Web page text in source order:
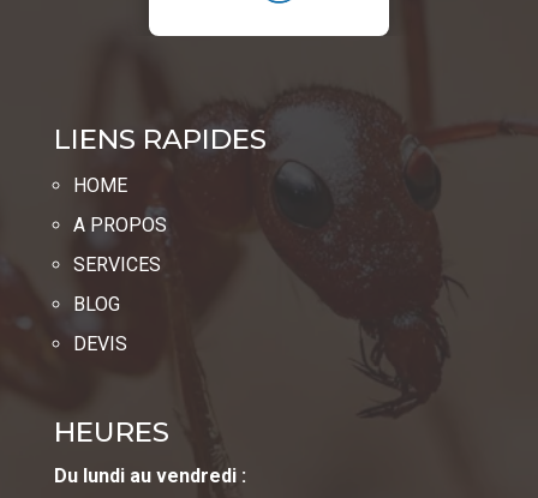
LIENS RAPIDES
HOME
A PROPOS
SERVICES
BLOG
DEVIS
HEURES
Du lundi au vendredi :